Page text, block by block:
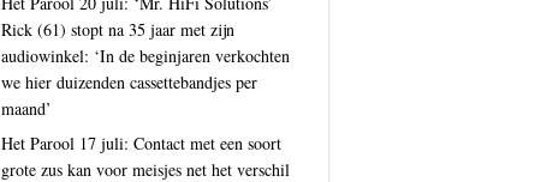
Rick (61) stopt na 35 jaar met zijn
audiowinkel: ‘In de beginjaren verkochten
we hier duizenden cassettebandjes per
maand’
Het Parool 17 juli: Contact met een soort
grote zus kan voor meisjes net het verschil